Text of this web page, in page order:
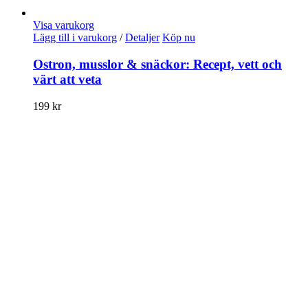
Visa varukorg
Lägg till i varukorg / Detaljer Köp nu
Ostron, musslor & snäckor: Recept, vett och
värt att veta
199 kr